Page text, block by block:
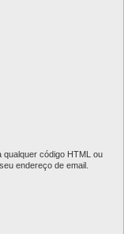
qualquer código HTML ou
endereço de email.